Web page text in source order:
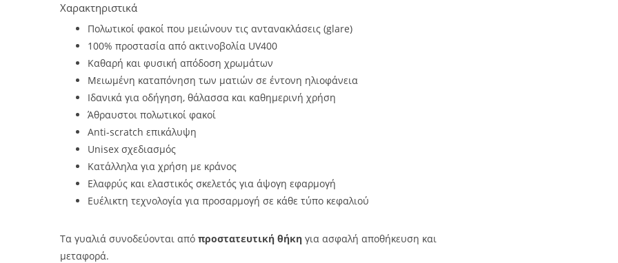
Χαρακτηριστικά
Πολωτικοί φακοί που μειώνουν τις αντανακλάσεις (glare)
100% προστασία από ακτινοβολία UV400
Καθαρή και φυσική απόδοση χρωμάτων
Μειωμένη καταπόνηση των ματιών σε έντονη ηλιοφάνεια
Ιδανικά για οδήγηση, θάλασσα και καθημερινή χρήση
Άθραυστοι πολωτικοί φακοί
Anti-scratch επικάλυψη
Unisex σχεδιασμός
Κατάλληλα για χρήση με κράνος
Ελαφρύς και ελαστικός σκελετός για άψογη εφαρμογή
Ευέλικτη τεχνολογία για προσαρμογή σε κάθε τύπο κεφαλιού
Τα γυαλιά συνοδεύονται από προστατευτική θήκη για ασφαλή αποθήκευση και
μεταφορά.